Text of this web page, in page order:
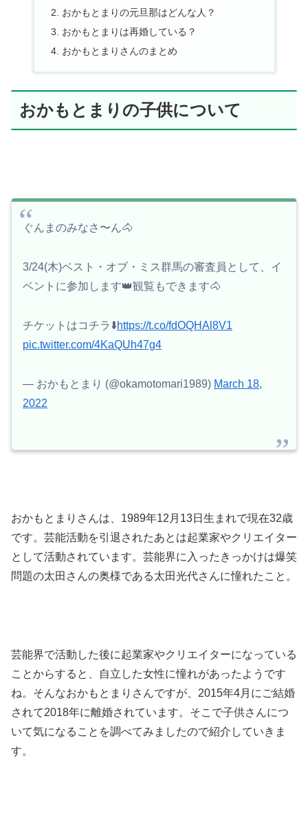
おかもとまりの元旦那はどんな人？
おかもとまりは再婚している？
おかもとまりさんのまとめ
おかもとまりの子供について
ぐんまのみなさ〜ん🐴
3/24(木)ベスト・オブ・ミス群馬の審査員として、イ
ベントに参加します👑観覧もできます🐴
チケットはコチラ⬇️https://t.co/fdOQHAl8V1
pic.twitter.com/4KaQUh47g4
— おかもとまり (@okamotomari1989) March 18,
2022
おかもとまりさんは、1989年12月13日生まれで現在32歳
です。芸能活動を引退されたあとは起業家やクリエイター
として活動されています。芸能界に入ったきっかけは爆笑
問題の太田さんの奥様である太田光代さんに憧れたこと。
芸能界で活動した後に起業家やクリエイターになっている
ことからすると、自立した女性に憧れがあったようです
ね。そんなおかもとまりさんですが、2015年4月にご結婚
されて2018年に離婚されています。そこで子供さんにつ
いて気になることを調べてみましたので紹介していきま
す。